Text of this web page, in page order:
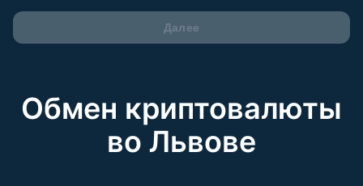
Далее
Обмен криптовалюты
во Львове